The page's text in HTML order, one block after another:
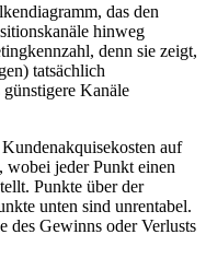
das den
hinweg
denn sie zeigt,
tatsächlich
Kanäle
auf
jeder Punkt einen
Punkte über der
unten sind unrentabel.
des Gewinns oder Verlusts